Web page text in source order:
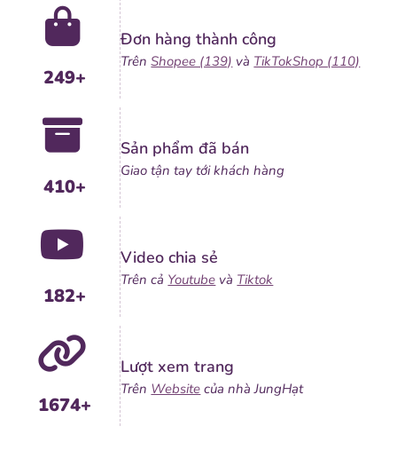
249+
Đơn hàng thành công
TrênShopee (139) và TikTokShop (110)
410+
Sản phẩm đã bán
Giao tận tay tới khách hàng
182+
Video chia sẻ
Trên cả Youtube và Tiktok
1674+
Lượt xem trang
Trên Website của nhà JungHạt